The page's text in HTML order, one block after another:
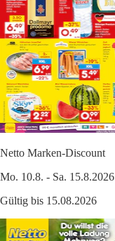
Netto Marken-Discount
Mo. 10.8. - Sa. 15.8.2026
Gültig bis 15.08.2026